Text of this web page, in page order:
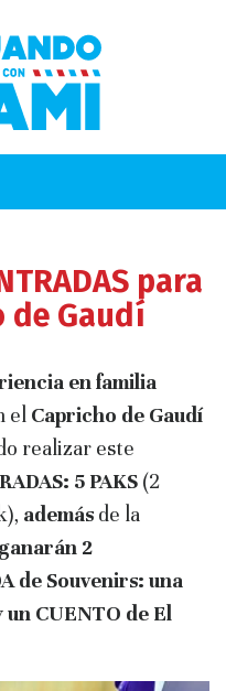
para
de Gaudí
en familia
el Capricho de Gaudí
realizar este
5 PAKS (2
además de la
2
de Souvenirs: una
CUENTO de El